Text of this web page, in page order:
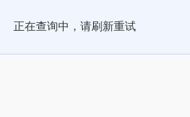
正在查询中，请刷新重试